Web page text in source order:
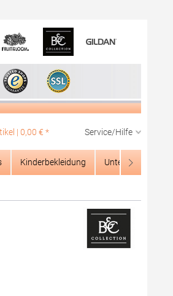
| 0,00 € * Service/Hilfe
Kinderbekleidung Unterwäsche